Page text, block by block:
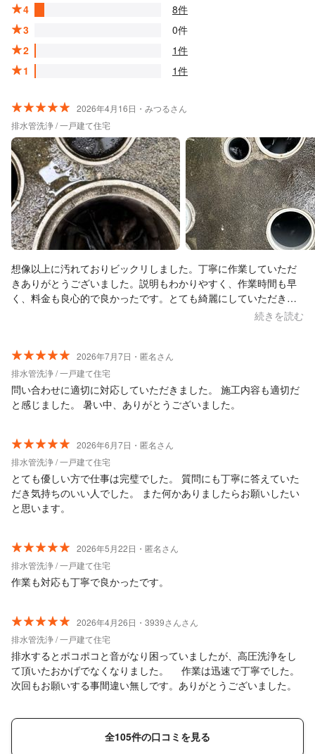
4
8件
3
0件
2
1件
1
1件
2026年4月16日・みつるさん
排水管洗浄 / 一戸建て住宅
想像以上に汚れておりビックリしました。丁寧に作業していただ
きありがとうございました。説明もわかりやすく、作業時間も早
く、料金も良心的で良かったです。とても綺麗にしていただき大
満足です。次回も何かあればお願いしたいです。ありがとうござ
続きを読む
2026年7月7日・匿名さん
排水管洗浄 / 一戸建て住宅
問い合わせに適切に対応していただきました。 施工内容も適切だ
と感じました。 暑い中、ありがとうございました。
2026年6月7日・匿名さん
排水管洗浄 / 一戸建て住宅
とても優しい方で仕事は完璧でした。 質問にも丁寧に答えていた
だき気持ちのいい人でした。 また何かありましたらお願いしたい
と思います。
2026年5月22日・匿名さん
排水管洗浄 / 一戸建て住宅
作業も対応も丁寧で良かったです。
2026年4月26日・3939さんさん
排水管洗浄 / 一戸建て住宅
排水するとポコポコと音がなり困っていましたが、高圧洗浄をし
て頂いたおかげでなくなりました。 作業は迅速で丁寧でした。
次回もお願いする事間違い無しです。ありがとうございました。
全105件の口コミを見る